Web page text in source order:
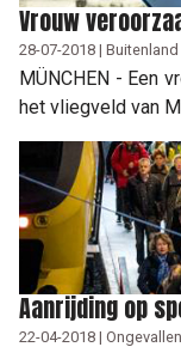
Vrouw
28-07-2018 | Buitenland
MÜNCHEN - Een
het vliegveld van
Aanrijding op
22-04-2018 | Ongevallen